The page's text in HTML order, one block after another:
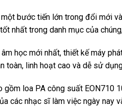
bước tiến lớn trong đổi mới
nhất trong danh mục của
học mới nhất, thiết kế máy
toàn, linh hoạt cao và dễ sử
gồm loa PA công suất EON710
các nhạc sĩ làm việc ngày nay